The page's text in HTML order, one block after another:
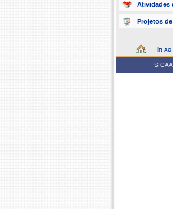
Atividades
Projetos
Ir ao